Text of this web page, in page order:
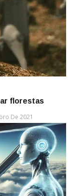
florestas
De 2021